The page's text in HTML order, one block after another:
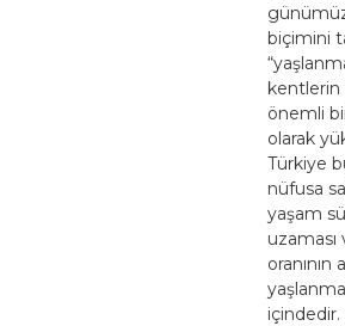
biçimini
önemli
olarak
Türkiye
nüfusa
yaşam
oranının
içindedir.